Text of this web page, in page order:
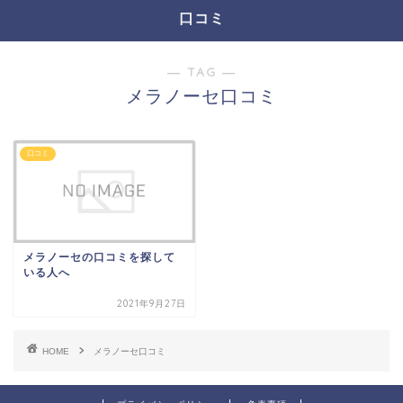
口コミ
― TAG ―
メラノーセ口コミ
口コミ
メラノーセの口コミを探して
いる人へ
2021年9月27日
HOME メラノーセ口コミ